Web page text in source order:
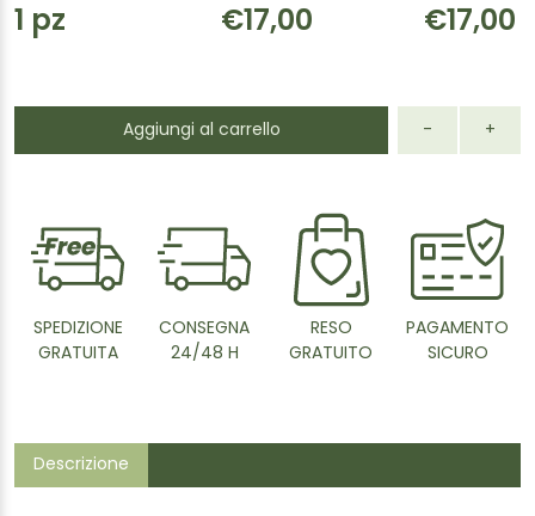
1 pz €17,00 €17,00
Aggiungi al carrello - +
SPEDIZIONE
GRATUITA
CONSEGNA
24/48 H
RESO
GRATUITO
PAGAMENTO
SICURO
Descrizione